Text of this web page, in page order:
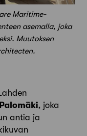
Maritime-
asemalla, joka
Muutoksen
, joka
antia ja